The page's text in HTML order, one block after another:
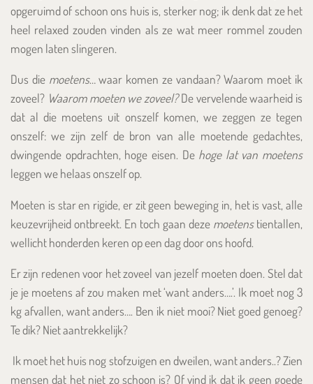
opgeruimd of schoon ons huis is, sterker nog; ik denk dat ze het
heel relaxed zouden vinden als ze wat meer rommel zouden
mogen laten slingeren.
Dus die moetens… waar komen ze vandaan? Waarom moet ik
zoveel? Waarom moeten we zoveel?De vervelende waarheid is
dat al die moetens uit onszelf komen, we zeggen ze tegen
onszelf: we zijn zelf de bron van alle moetende gedachtes,
dwingende opdrachten, hoge eisen. De hoge lat van moetens
leggen we helaas onszelf op.
Moeten is star en rigide, er zit geen beweging in, het is vast, alle
keuzevrijheid ontbreekt. En toch gaan deze moetenstientallen,
wellicht honderden keren op een dag door ons hoofd.
Er zijn redenen voor het zoveel van jezelf moeten doen. Stel dat
je je moetens af zou maken met ‘want anders….’. Ik moet nog 3
kg afvallen, want anders…. Ben ik niet mooi? Niet goed genoeg?
Te dik? Niet aantrekkelijk?
Ik moet het huis nog stofzuigen en dweilen, want anders..? Zien
mensen dat het niet zo schoon is? Of vind ik dat ik geen goede